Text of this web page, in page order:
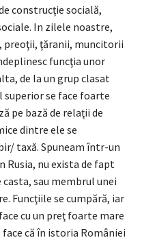
construcţie socială,
In zilele noastre,
ţăranii, muncitorii
funcţia unor
de la un grup clasat
superior se face foarte
pe bază de relaţii de
dintre ele se
taxă. Spuneam într-un
Rusia, nu exista de fapt
sau membrul unei
Funcţiile se cumpără, iar
cu un preţ foarte mare
că în istoria României